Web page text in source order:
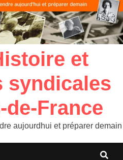
et
syndicales
de-France
aujourdhui et préparer demain